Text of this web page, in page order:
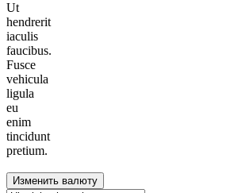
Ut
hendrerit
iaculis
faucibus.
Fusce
vehicula
ligula
eu
enim
tincidunt
pretium.